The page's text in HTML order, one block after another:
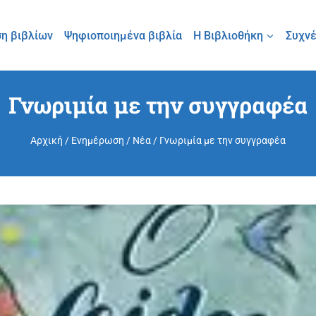
βιβλίων Ψηφιοποιημένα βιβλία Η Βιβλιοθήκη
Γνωριμία με την συγγραφέα
Αρχική / Ενημέρωση / Νέα/ Γνωριμία με την συγγραφέα